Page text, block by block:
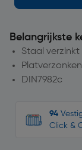
Belangrijkste
Staal verzinkt
DIN7982c
94
Click &